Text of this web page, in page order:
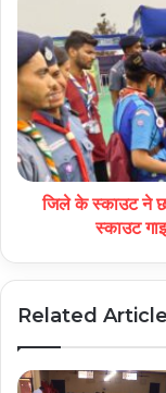
जिले के स्काउट ने
स्काउट
Related